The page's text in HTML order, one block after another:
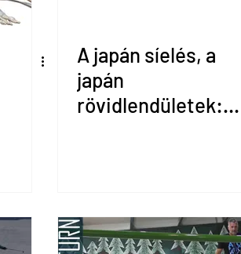
A japán síelés, a
japán
rövidlendületek: